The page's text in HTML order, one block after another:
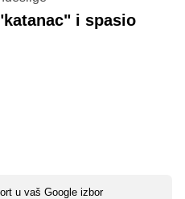
i spasio
u vaš Google izbor